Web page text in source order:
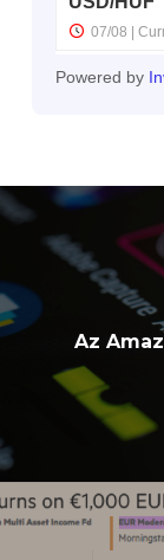
Powered by
Az